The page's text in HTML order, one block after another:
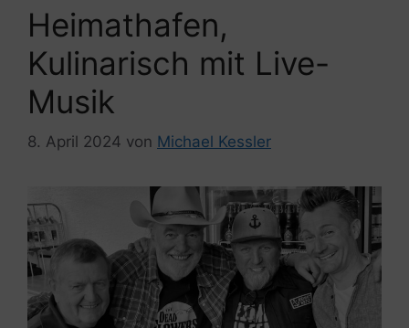
Heimathafen,
Kulinarisch mit Live-
Musik
8. April 2024 von Michael Kessler